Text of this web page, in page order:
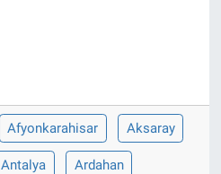
Afyonkarahisar Aksaray
Antalya Ardahan